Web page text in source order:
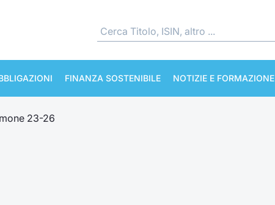
FINANZA SOSTENIBILE NOTIZIE E FORMAZIONE
23-26